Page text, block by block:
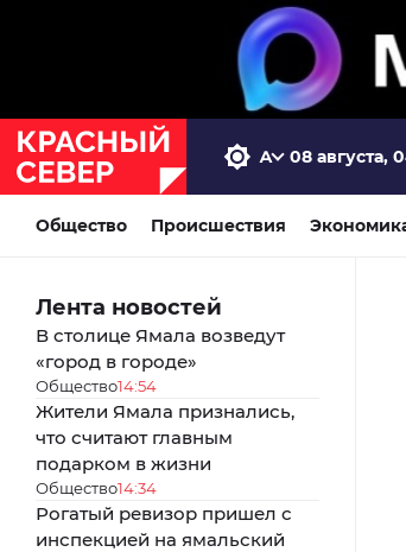
08 августа,
Общество Происшествия
Лента новостей
В столице Ямала возведут
«город в городе»
Общество14:54
Жители Ямала признались,
что считают главным
подарком в жизни
Общество14:34
Рогатый ревизор пришел с
инспекцией на ямальский